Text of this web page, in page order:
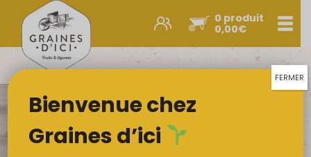
0 produit
0,00€
Promos et nouveautés
Légumes & œufs
Fruits
Viandes
Bienvenue chez
Graines d’ici
FERMER